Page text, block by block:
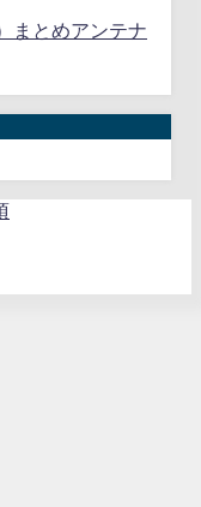
まとめアンテナ